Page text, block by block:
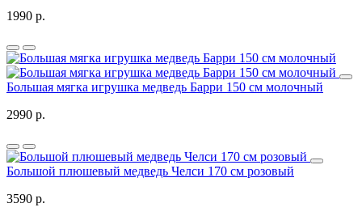
1990 р.
Большая мягка игрушка медведь Барри 150 см молочный
2990 р.
Большой плюшевый медведь Челси 170 см розовый
3590 р.